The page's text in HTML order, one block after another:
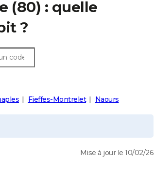
(80) : quelle
?
Fieffes-Montrelet Naours
Mise à jour le 10/02/26